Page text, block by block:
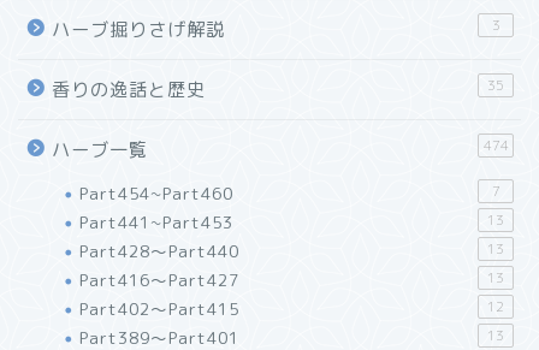
ハーブ掘りさげ解説 3
香りの逸話と歴史 35
ハーブ一覧 474
Part454~Part460 7
Part441~Part453 13
Part428～Part440 13
Part416～Part427 13
Part402～Part415 12
Part389～Part401 13